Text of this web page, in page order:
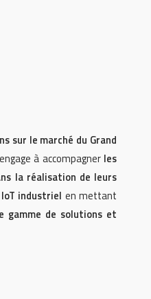
sur le marché du Grand
à accompagner les
la réalisation de leurs
industriel en mettant
gamme de solutions et